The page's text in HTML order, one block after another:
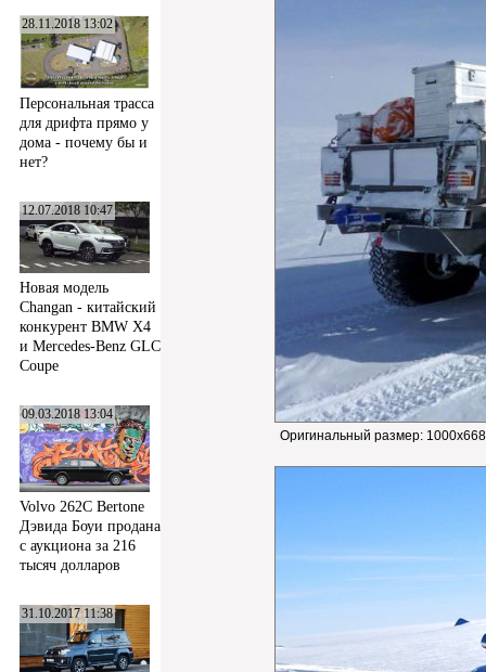
28.11.2018 13:02
Персональная трасса
для дрифта прямо у
дома - почему бы и
нет?
12.07.2018 10:47
Новая модель
Changan - китайский
конкурент BMW X4
и Mercedes-Benz GLC
Coupe
09.03.2018 13:04
Volvo 262C Bertone
Дэвида Боуи продана
с аукциона за 216
тысяч долларов
31.10.2017 11:38
Оригинальный размер: